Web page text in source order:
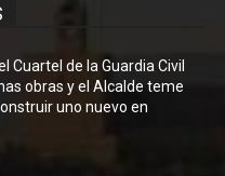
Cuartel de la Guardia Civil
obras y el Alcalde teme
uno nuevo en